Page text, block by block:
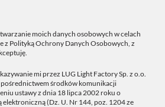
moich danych osobowych w celach
z Polityką Ochrony Danych Osobowych, z
mi przez LUG Light Factory Sp. z o.o.
środków komunikacji
ustawy z dnia 18 lipca 2002 roku o
elektroniczną (Dz. U. Nr 144, poz. 1204 ze